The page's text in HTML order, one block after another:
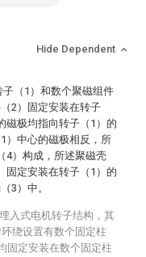
Hide Dependent
（1）和数个聚磁组件
2）固定安装在转子
磁极均指向转子（1）的
）中心的磁极相反，所
4）构成，所述聚磁壳
固定安装在转子（1）的
3）中。
入式电机转子结构，其
绕设置有数个固定柱
固定安装在数个固定柱